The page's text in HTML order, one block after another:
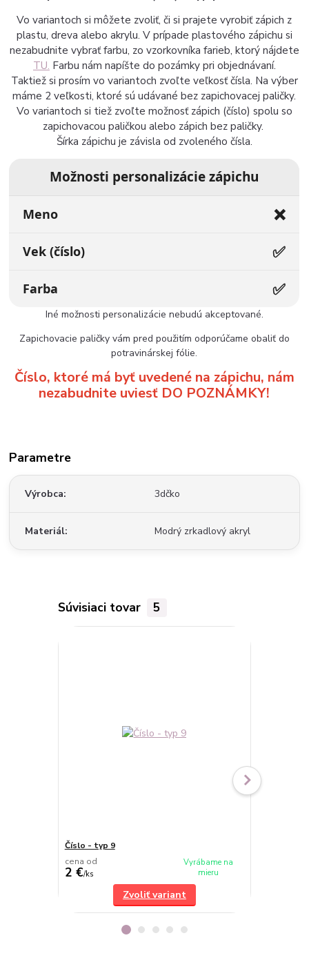
Vo variantoch si môžete zvoliť, či si prajete vyrobiť zápich z
plastu, dreva alebo akrylu. V prípade plastového zápichu si
nezabudnite vybrať farbu, zo vzorkovníka farieb, ktorý nájdete
TU. Farbu nám napíšte do pozámky pri objednávaní.
Taktiež si prosím vo variantoch zvoľte veľkosť čísla. Na výber
máme 2 veľkosti, ktoré sú udávané bez zapichovacej paličky.
Vo variantoch si tiež zvoľte možnosť zápich (číslo) spolu so
zapichovacou paličkou alebo zápich bez paličky.
Šírka zápichu je závisla od zvoleného čísla.
Možnosti personalizácie zápichu
Meno ❌
Vek (číslo) ✅
Farba ✅
Iné možnosti personalizácie nebudú akceptované.
Zapichovacie paličky vám pred použitím odporúčame obaliť do
potravinárskej fólie.
Číslo, ktoré má byť uvedené na zápichu, nám
nezabudnite uviesť DO POZNÁMKY!
Parametre
Výrobca 3dčko
Materiál Modrý zrkadlový akryl
Súvisiaci tovar 5
Číslo - typ 9
cena od
2 €/ks
Vyrábame na
mieru
Zvoliť variant